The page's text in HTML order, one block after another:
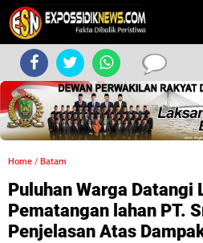
Home / Batam
Puluhan Warga Datangi
Pematangan lahan PT.
Penjelasan Atas